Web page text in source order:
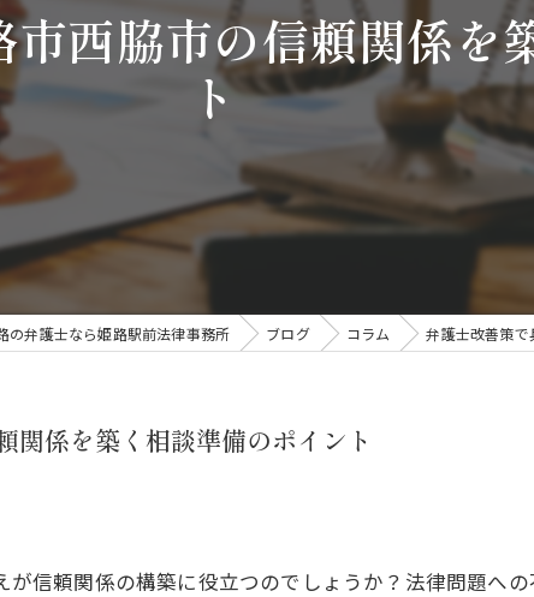
西脇市の信頼関係を
ト
の弁護士なら姫路駅前法律事務所 ブログ コラム 弁護士改善策で
関係を築く相談準備のポイント
信頼関係の構築に役立つのでしょうか？法律問題へ